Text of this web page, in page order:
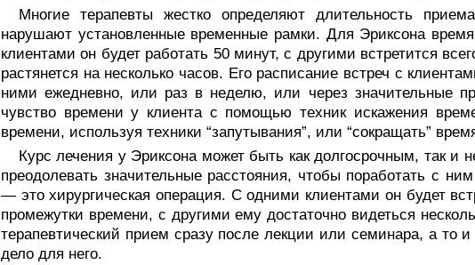
Многие терапевты жестко определяют длительность
нарушают установленные временные рамки. Для Эриксона
клиентами он будет работать 50 минут, с дру­гими встретится
растянется на несколько часов. Его расписание встреч с
ними ежедневно, или раз в неделю, или через значительные
чувство времени у клиента с помощью техник искажения
времени, используя техники “запутывания”, или “сокращать”
Курс лечения у Эриксона может быть как долгосрочным, так и
преодолевать значительные расстояния, чтобы поработать с
— это хирургическая операция. С одними клиентами он будет
промежутки времени, с другими ему достаточно ви­деться
терапев­тический прием сразу после лекции или семинара, а
дело для него.